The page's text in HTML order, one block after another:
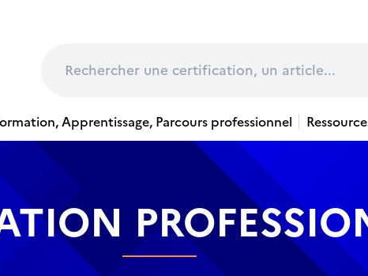
Apprentissage, Parcours professionnel